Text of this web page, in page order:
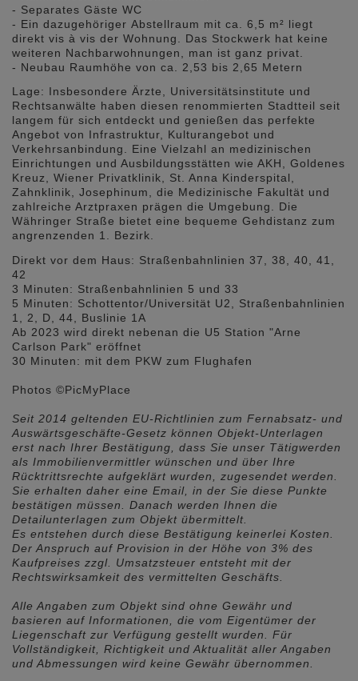
- Separates Gäste WC
- Ein dazugehöriger Abstellraum mit ca. 6,5 m² liegt
direkt vis à vis der Wohnung. Das Stockwerk hat keine
weiteren Nachbarwohnungen, man ist ganz privat.
- Neubau Raumhöhe von ca. 2,53 bis 2,65 Metern
Lage: Insbesondere Ärzte, Universitätsinstitute und
Rechtsanwälte haben diesen renommierten Stadtteil seit
langem für sich entdeckt und genießen das perfekte
Angebot von Infrastruktur, Kulturangebot und
Verkehrsanbindung. Eine Vielzahl an medizinischen
Einrichtungen und Ausbildungsstätten wie AKH, Goldenes
Kreuz, Wiener Privatklinik, St. Anna Kinderspital,
Zahnklinik, Josephinum, die Medizinische Fakultät und
zahlreiche Arztpraxen prägen die Umgebung. Die
Währinger Straße bietet eine bequeme Gehdistanz zum
angrenzenden 1. Bezirk.
Direkt vor dem Haus: Straßenbahnlinien 37, 38, 40, 41,
42
3 Minuten: Straßenbahnlinien 5 und 33
5 Minuten: Schottentor/Universität U2, Straßenbahnlinien
1, 2, D, 44, Buslinie 1A
Ab 2023 wird direkt nebenan die U5 Station "Arne
Carlson Park" eröffnet
30 Minuten: mit dem PKW zum Flughafen
Photos ©PicMyPlace
Seit 2014 geltenden EU-Richtlinien zum Fernabsatz- und
Auswärtsgeschäfte-Gesetz können Objekt-Unterlagen
erst nach Ihrer Bestätigung, dass Sie unser Tätigwerden
als Immobilienvermittler wünschen und über Ihre
Rücktrittsrechte aufgeklärt wurden, zugesendet werden.
Sie erhalten daher eine Email, in der Sie diese Punkte
bestätigen müssen. Danach werden Ihnen die
Detailunterlagen zum Objekt übermittelt.
Es entstehen durch diese Bestätigung keinerlei Kosten.
Der Anspruch auf Provision in der Höhe von 3% des
Kaufpreises zzgl. Umsatzsteuer entsteht mit der
Rechtswirksamkeit des vermittelten Geschäfts.
Alle Angaben zum Objekt sind ohne Gewähr und
basieren auf Informationen, die vom Eigentümer der
Liegenschaft zur Verfügung gestellt wurden. Für
Vollständigkeit, Richtigkeit und Aktualität aller Angaben
und Abmessungen wird keine Gewähr übernommen.